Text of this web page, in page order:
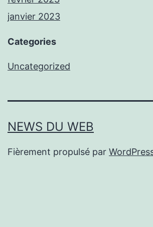
janvier 2023
Categories
Uncategorized
NEWS DU WEB
Fièrement propulsé par